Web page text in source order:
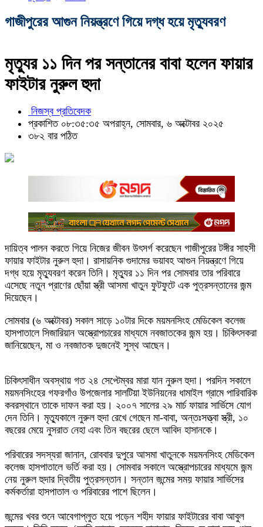
গাজীপুরের আগুন নিয়ন্ত্রণে গিয়ে দগ্ধ হয়ে মৃত্যুবরণ
মৃত্যুর ১১ দিন পর সন্তানের বাবা হলেন ফায়ার
ফাইটার নুরুল হুদা
নিজস্ব প্রতিবেদক
প্রকাশিত ০৮:৩৫:৩৫ অপরাহ্ন, সোমবার, ৬ অক্টোবর ২০২৫
৩৮২ বার পঠিত
দায়িত্ব পালন করতে গিয়ে নিজের জীবন উৎসর্গ করেছেন গাজীপুরের টঙ্গীর সাহসী
ফায়ার ফাইটার নুরুল হুদা। রাসায়নিক গুদামের ভয়াবহ আগুন নিয়ন্ত্রণে গিয়ে
দগ্ধ হয়ে মৃত্যুবরণ করেন তিনি। মৃত্যুর ১১ দিন পর সোমবার তার পরিবারে
এসেছে নতুন প্রাণের ছোঁয়া স্ত্রী আসমা খাতুন ফুটফুটে এক পুত্রসন্তানের জন্ম
দিয়েছেন।
সোমবার (৬ অক্টোবর) সকাল সাড়ে ১০টার দিকে ময়মনসিংহ মেডিকেল কলেজ
হাসপাতালে সিজারিয়ান অস্ত্রোপচারের মাধ্যমে নবজাতকের জন্ম হয়। চিকিৎসকরা
জানিয়েছেন, মা ও নবজাতক দুজনেই সুস্থ আছেন।
চিকিৎসাধীন অবস্থায় গত ২৪ সেপ্টেম্বর মারা যান নুরুল হুদা। পরদিন সকালে
ময়মনসিংহের গফরগাঁও উপজেলার সালটিয়া ইউনিয়নের ধামাইল গ্রামে পারিবারিক
কবরস্থানে তাকে দাফন করা হয়। ২০০৭ সালের ২৯ মার্চ ফায়ার সার্ভিসে যোগ
দেন তিনি। মৃত্যুকালে নুরুল হুদা রেখে গেছেন মা-বাবা, অন্তঃসত্ত্বা স্ত্রী, ১০
বছরের মেয়ে নুসরাত নেহা এবং তিন বছরের ছেলে আবিদ হাসানকে।
পরিবারের সদস্যরা জানান, রোববার দুপুরে আসমা খাতুনকে ময়মনসিংহ মেডিকেল
কলেজ হাসপাতালে ভর্তি করা হয়। সোমবার সকালে অস্ত্রোপচারের মাধ্যমে জন্ম
নেয় নুরুল হুদার দ্বিতীয় পুত্রসন্তান। সন্তান জন্মের সময় ফায়ার সার্ভিসের
কর্মকর্তারা হাসপাতাল ও পরিবারের পাশে ছিলেন।
জন্মের খবর শুনে আবেগাপ্লুত হয়ে পড়েন শহীদ ফায়ার ফাইটারের বাবা আবুল